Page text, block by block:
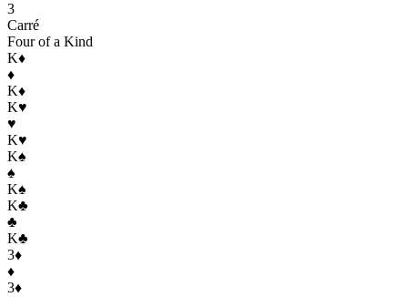
3
Carré
Four of a Kind
K♦
♦
K♦
K♥
♥
K♥
K♠
♠
K♠
K♣
♣
K♣
3♦
♦
3♦